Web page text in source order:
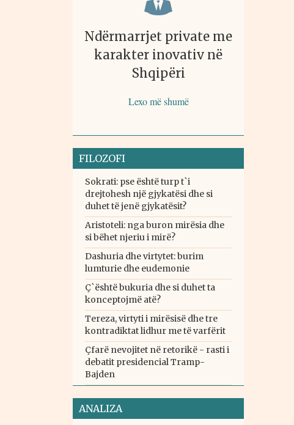
Ndërmarrjet private me
karakter inovativ në
Shqipëri
Lexo më shumë
FILOZOFI
Sokrati: pse është turp t`i
drejtohesh një gjykatësi dhe si
duhet të jenë gjykatësit?
Aristoteli: nga buron mirësia dhe
si bëhet njeriu i mirë?
Dashuria dhe virtytet: burim
lumturie dhe eudemonie
Ç`është bukuria dhe si duhet ta
konceptojmë atë?
Tereza, virtyti i mirësisë dhe tre
kontradiktat lidhur me të varfërit
Çfarë nevojitet në retorikë - rasti i
debatit presidencial Tramp-
Bajden
ANALIZA